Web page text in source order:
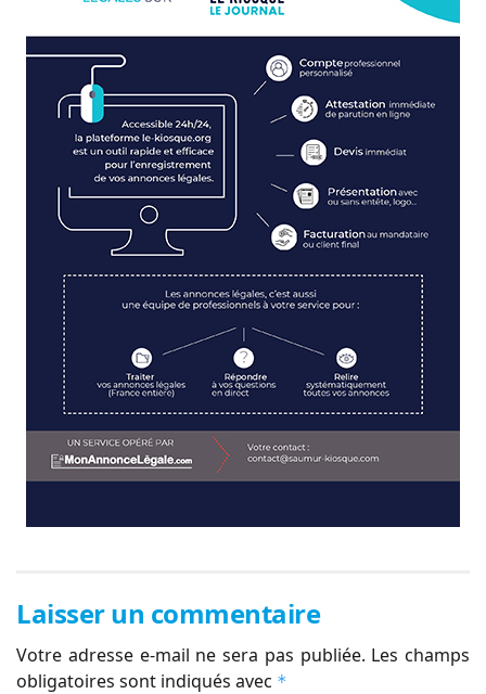
Laisser un commentaire
Votre adresse e-mail ne sera pas publiée. Les champs
obligatoires sont indiqués avec *